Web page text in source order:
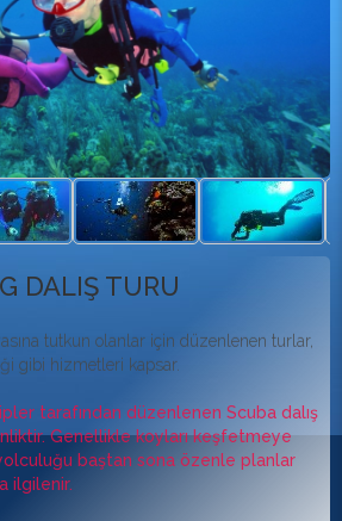
DALIŞ TURU
tutkun olanlar için düzenlenen turlar,
gibi hizmetleri kapsar.
tarafından düzenlenen Scuba dalış
Genellikle koyları keşfetmeye
baştan sona özenle planlar
ilgilenir.